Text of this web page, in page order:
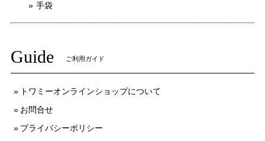
手袋
Guide ご利用ガイド
トワミーオンラインショップについて
お問合せ
プライバシーポリシー